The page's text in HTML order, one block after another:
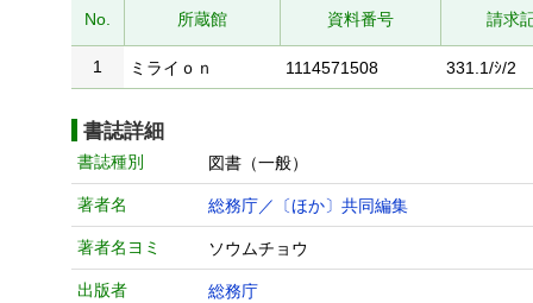
No. 所蔵館 資料番号 請求
1 ミライｏｎ 1114571508 331.1/ｼ/2
書誌詳細
書誌種別 図書（一般）
著者名 総務庁／〔ほか〕共同編集
著者名ヨミ ソウムチョウ
出版者 総務庁